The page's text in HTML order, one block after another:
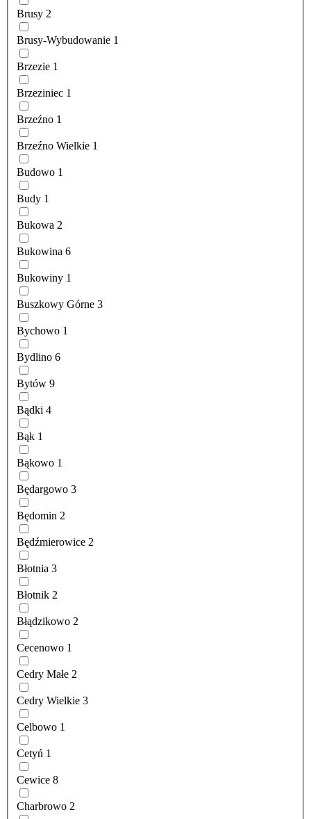
Brusy 2
Brusy-Wybudowanie 1
Brzezie 1
Brzeziniec 1
Brzeźno 1
Brzeźno Wielkie 1
Budowo 1
Budy 1
Bukowa 2
Bukowina 6
Bukowiny 1
Buszkowy Górne 3
Bychowo 1
Bydlino 6
Bytów 9
Bądki 4
Bąk 1
Bąkowo 1
Będargowo 3
Będomin 2
Będźmierowice 2
Błotnia 3
Błotnik 2
Błądzikowo 2
Cecenowo 1
Cedry Małe 2
Cedry Wielkie 3
Celbowo 1
Cetyń 1
Cewice 8
Charbrowo 2